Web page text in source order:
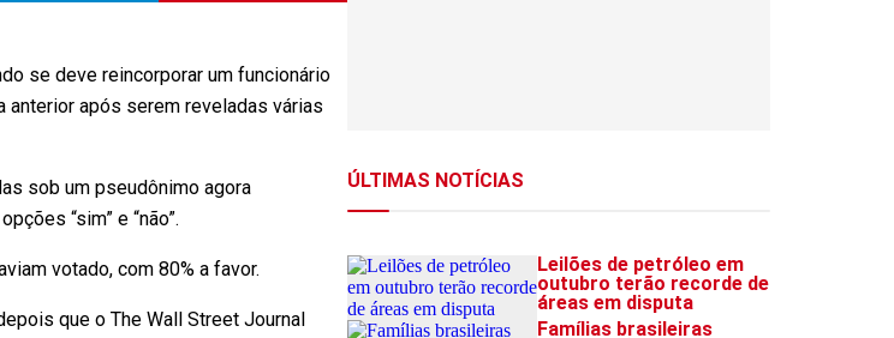
se deve reincorporar um funcionário
anterior após serem reveladas várias
sob um pseudônimo agora
“sim” e “não”.
votado, com 80% a favor.
que o The Wall Street Journal